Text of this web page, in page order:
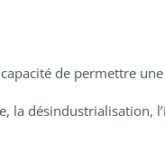
de permettre
désindustrialisation,